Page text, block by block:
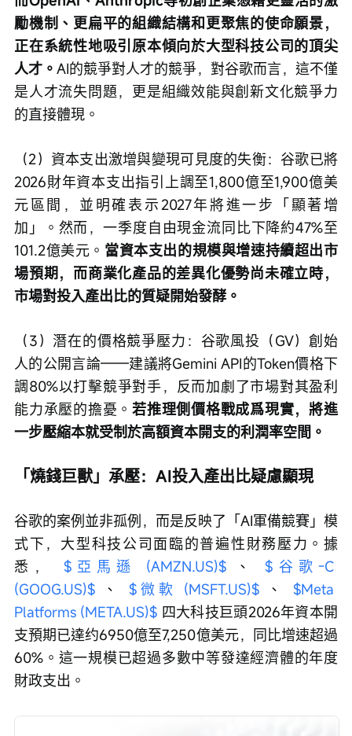
勵機制、更扁平的組織結構和更聚焦的使命願景，
正在系統性地吸引原本傾向於大型科技公司的頂尖
人才。 AI的競爭對人才的競爭，對谷歌而言，這不僅
是人才流失問題，更是組織效能與創新文化競爭力
的直接體現。
（2）資本支出激增與變現可見度的失衡：谷歌已將
2026財年資本支出指引上調至1,800億至1,900億美
元區間，並明確表示2027年將進一步「顯著增
加」。然而，一季度自由現金流同比下降約47%至
101.2億美元。 當資本支出的規模與增速持續超出市
場預期，而商業化產品的差異化優勢尚未確立時，
市場對投入產出比的質疑開始發酵。
（3）潛在的價格競爭壓力：谷歌風投（GV）創始
人的公開言論——建議將Gemini API的Token價格下
調80%以打擊競爭對手，反而加劇了市場對其盈利
能力承壓的擔憂。若推理側價格戰成爲現實，將進
一步壓縮本就受制於高額資本開支的利潤率空間。
「燒錢巨獸」承壓：AI投入產出比疑慮顯現
谷歌的案例並非孤例，而是反映了「AI軍備競賽」模
式下，大型科技公司面臨的普遍性財務壓力。據
悉， $亞馬遜 (AMZN.US)$ 、 $谷歌-C
(GOOG.US)$ 、 $微軟 (MSFT.US)$ 、 $Meta
Platforms (META.US)$ 四大科技巨頭2026年資本開
支預期已達约6950億至7,250億美元，同比增速超過
60%。這一規模已超過多數中等發達經濟體的年度
財政支出。